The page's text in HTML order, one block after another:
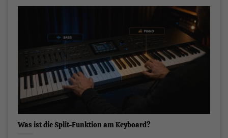
Was ist die Split-Funktion am Keyboard?